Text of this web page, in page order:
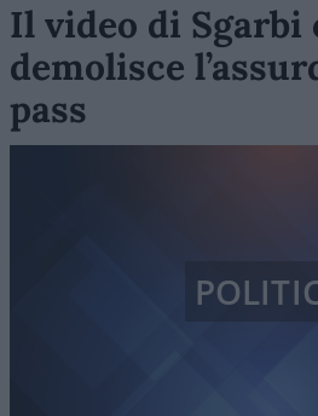
Il video di Sgarbi
demolisce
pass